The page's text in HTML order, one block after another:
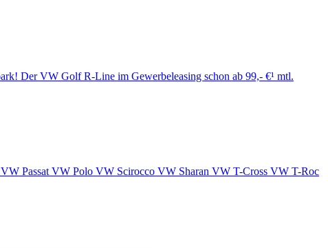
VW PassatVW Polo VW Scirocco VW Sharan VW T-Cross VW T-Roc